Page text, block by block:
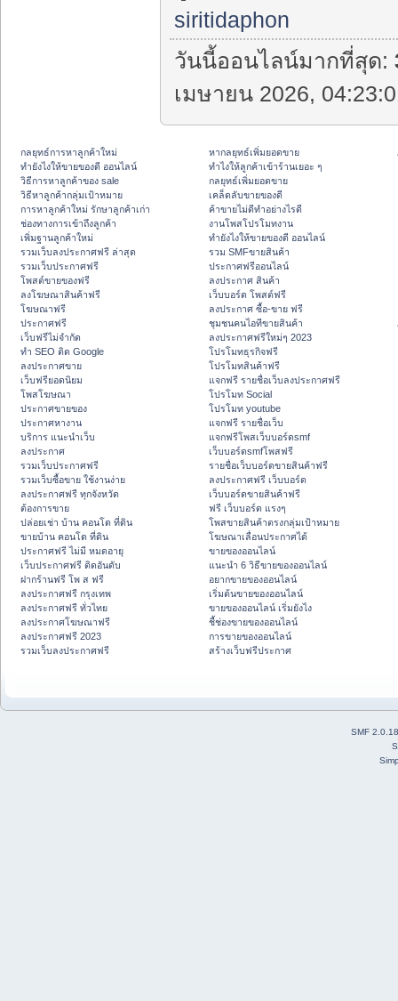
siritidaphon
วันนี้ออนไลน์มากที่สุด:
เมษายน 2026,
กลยุทธ์การหาลูกค้าใหม่
ทํายังไงให้ขายของดี ออนไลน์
วิธีการหาลูกค้าของ sale
วิธีหาลูกค้ากลุ่มเป้าหมาย
การหาลูกค้าใหม่ รักษาลูกค้าเก่า
ช่องทางการเข้าถึงลูกค้า
เพิ่มฐานลูกค้าใหม่
รวมเว็บลงประกาศฟรี ล่าสุด
รวมเว็บประกาศฟรี
โพสต์ขายของฟรี
ลงโฆษณาสินค้าฟรี
โฆษณาฟรี
ประกาศฟรี
เว็บฟรีไม่จำกัด
ทำ SEO ติด Google
ลงประกาศขาย
เว็บฟรียอดนิยม
โพสโฆษณา
ประกาศขายของ
ประกาศหางาน
บริการ แนะนำเว็บ
ลงประกาศ
รวมเว็บประกาศฟรี
รวมเว็บซื้อขาย ใช้งานง่าย
ลงประกาศฟรี ทุกจังหวัด
ต้องการขาย
ปล่อยเช่า บ้าน คอนโด ที่ดิน
ขายบ้าน คอนโด ที่ดิน
ประกาศฟรี ไม่มี หมดอายุ
เว็บประกาศฟรี ติดอันดับ
ฝากร้านฟรี โพ ส ฟรี
ลงประกาศฟรี กรุงเทพ
ลงประกาศฟรี ทั่วไทย
ลงประกาศโฆษณาฟรี
ลงประกาศฟรี 2023
รวมเว็บลงประกาศฟรี
หากลยุทธ์เพิ่มยอดขาย
ทําไงให้ลูกค้าเข้าร้านเยอะ ๆ
กลยุทธ์เพิ่มยอดขาย
เคล็ดลับขายของดี
ค้าขายไม่ดีทำอย่างไรดี
งานโพสโปรโมทงาน
ทํายังไงให้ขายของดี ออนไลน์
รวม SMFขายสินค้า
ประกาศฟรีออนไลน์
ลงประกาศ สินค้า
เว็บบอร์ด โพสต์ฟรี
ลงประกาศ ซื้อ-ขาย ฟรี
ชุมชนคนไอทีขายสินค้า
ลงประกาศฟรีใหม่ๆ 2023
โปรโมทธุรกิจฟรี
โปรโมทสินค้าฟรี
แจกฟรี รายชื่อเว็บลงประกาศฟรี
โปรโมท Social
โปรโมท youtube
แจกฟรี รายชื่อเว็บ
แจกฟรีโพสเว็บบอร์ดsmf
เว็บบอร์ดsmfโพสฟรี
รายชื่อเว็บบอร์ดขายสินค้าฟรี
ลงประกาศฟรี เว็บบอร์ด
เว็บบอร์ดขายสินค้าฟรี
ฟรี เว็บบอร์ด แรงๆ
โพสขายสินค้าตรงกลุ่มเป้าหมาย
โฆษณาเลื่อนประกาศได้
ขายของออนไลน์
แนะนำ 6 วิธีขายของออนไลน์
อยากขายของออนไลน์
เริ่มต้นขายของออนไลน์
ขายของออนไลน์ เริ่มยังไง
ชี้ช่องขายของออนไลน์
การขายของออนไลน์
สร้างเว็บฟรีประกาศ
SMF 2.0.18